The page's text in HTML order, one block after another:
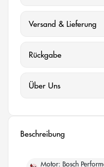
Versand & Lieferung
Rückgabe
Über Uns
Beschreibung
Motor Bosch